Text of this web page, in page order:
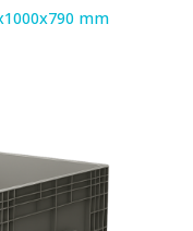
mm